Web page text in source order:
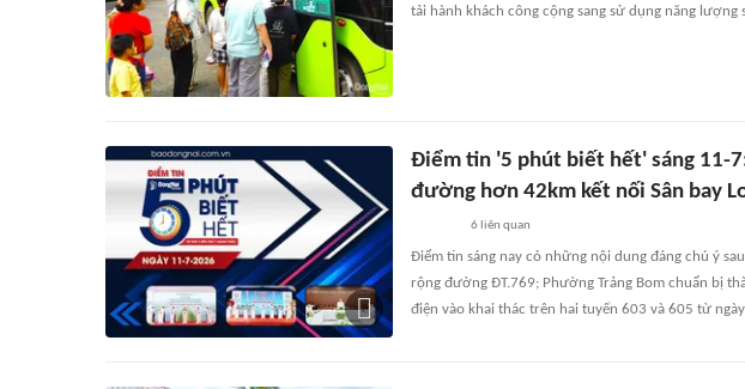
tải hành khách công cộng sang sử dụng năng
Điểm tin '5 phút biết hết' sáng 11-
đường hơn 42km kết nối Sân bay
6 liên quan
Điểm tin sáng nay có những nội dung đáng chú ý
rộng đường ĐT.769; Phường Trảng Bom chuẩn bị
điện vào khai thác trên hai tuyến 603 và 605 từ